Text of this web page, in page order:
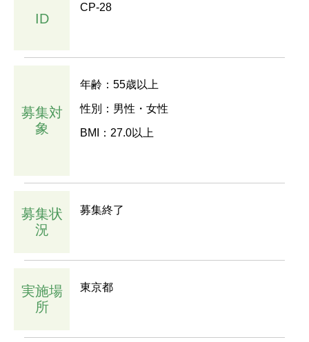
ID
CP-28
募集対
象
年齢：55歳以上
性別：男性・女性
BMI：27.0以上
募集状
況
募集終了
実施場
所
東京都